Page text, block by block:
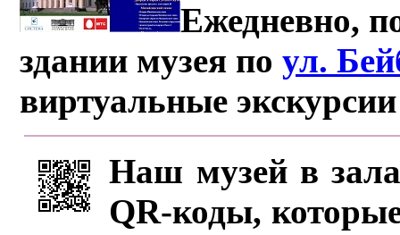
Ежедневно,
здании музея поул.
виртуальные
Наш музей в
QR-коды,